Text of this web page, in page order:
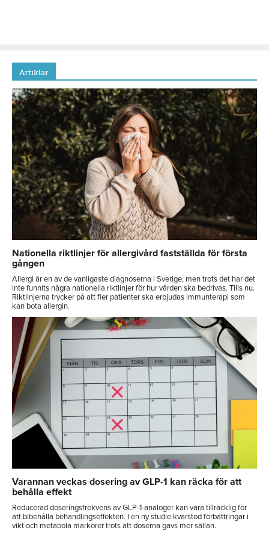
Artiklar
Nationella riktlinjer för allergivård fastställda för första
gången
Allergi är en av de vanligaste diagnoserna i Sverige, men trots det har det
inte funnits några nationella riktlinjer för hur vården ska bedrivas. Tills nu.
Riktlinjerna trycker på att fler patienter ska erbjudas immunterapi som
kan bota allergin.
Varannan veckas dosering av GLP-1 kan räcka för att
behålla effekt
Reducerad doseringsfrekvens av GLP-1-analoger kan vara tillräcklig för
att bibehålla behandlingseffekten. I en ny studie kvarstod förbättringar i
vikt och metabola markörer trots att doserna gavs mer sällan.